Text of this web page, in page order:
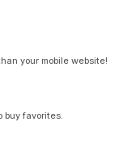
your mobile website!
buy favorites.